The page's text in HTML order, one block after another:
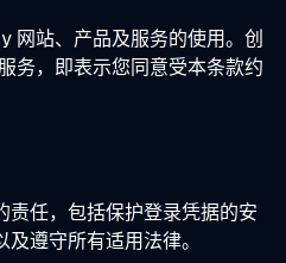
网站、产品及服务的使用。创
务，即表示您同意受本条款约
责任，包括保护登录凭据的安
遵守所有适用法律。